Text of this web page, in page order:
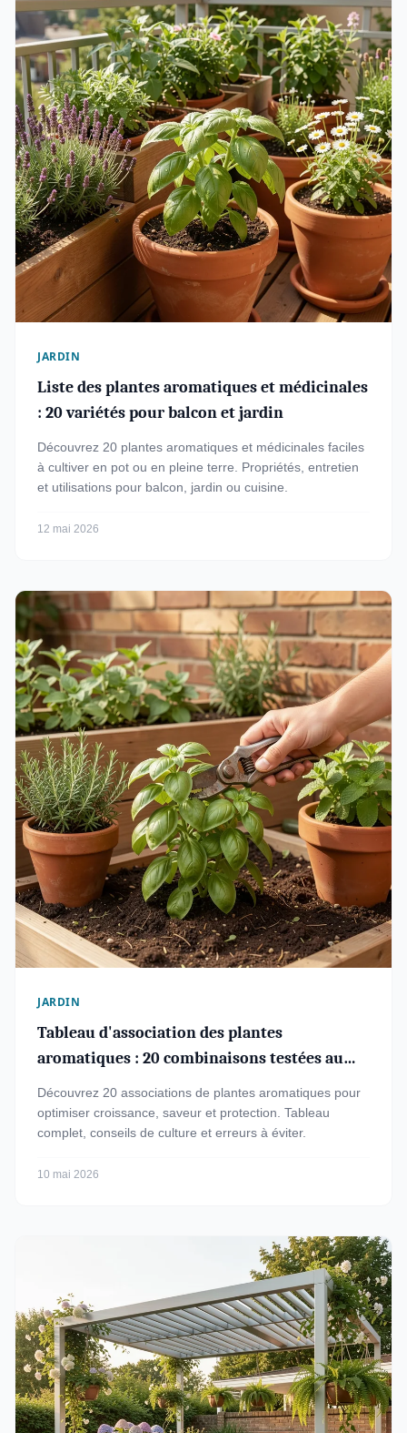
JARDIN
Liste des plantes aromatiques et médicinales
: 20 variétés pour balcon et jardin
Découvrez 20 plantes aromatiques et médicinales faciles
à cultiver en pot ou en pleine terre. Propriétés, entretien
et utilisations pour balcon, jardin ou cuisine.
12 mai 2026
JARDIN
Tableau d'association des plantes
aromatiques : 20 combinaisons testées au
jardin et en pot
Découvrez 20 associations de plantes aromatiques pour
optimiser croissance, saveur et protection. Tableau
complet, conseils de culture et erreurs à éviter.
10 mai 2026